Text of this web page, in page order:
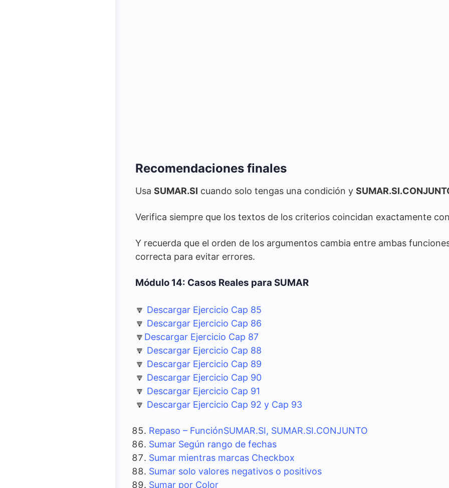
Recomendaciones finales
Usa SUMAR.SI cuando solo tengas una condición y
Verifica siempre que los textos de los criterios coincidan exactamente
Y recuerda que el orden de los argumentos cambia entre ambas
correcta para evitar errores.
Módulo 14: Casos Reales para SUMAR
🔽 Descargar Ejercicio Cap 85
🔽 Descargar Ejercicio Cap 86
🔽 Descargar Ejercicio Cap 87
🔽 Descargar Ejercicio Cap 88
🔽 Descargar Ejercicio Cap 89
🔽 Descargar Ejercicio Cap 90
🔽 Descargar Ejercicio Cap 91
🔽 Descargar Ejercicio Cap 92 y Cap 93
Repaso – FunciónSUMAR.SI, SUMAR.SI.CONJUNTO
Sumar Según rango de fechas
Sumar mientras marcas Checkbox
Sumar solo valores negativos o positivos
Sumar por Color